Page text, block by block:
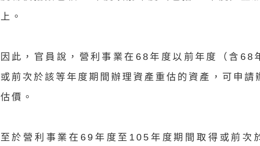
上。
因此，官員說，營利事業在68年度以前年度（含68
或前次於該等年度期間辦理資產重估的資產，可申請
估價。
至於營利事業在69年度至105年度期間取得或前次